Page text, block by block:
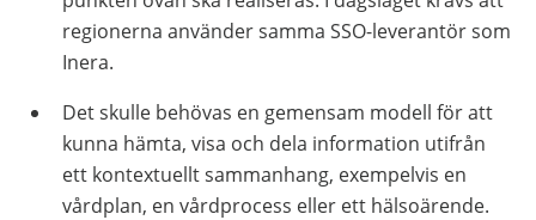
regionerna använder samma SSO-leverantör som
Inera.
Det skulle behövas en gemensam modell för att
kunna hämta, visa och dela information utifrån
ett kontextuellt sammanhang, exempelvis en
vårdplan, en vårdprocess eller ett hälsoärende.